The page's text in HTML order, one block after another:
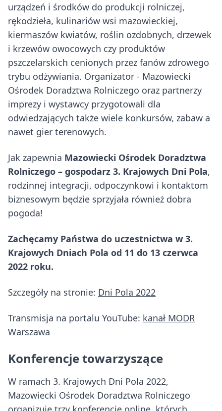
urządzeń i środków do produkcji rolniczej,
rękodzieła, kulinariów wsi mazowieckiej,
kiermaszów kwiatów, roślin ozdobnych, drzewek
i krzewów owocowych czy produktów
pszczelarskich cenionych przez fanów zdrowego
trybu odżywiania. Organizator - Mazowiecki
Ośrodek Doradztwa Rolniczego oraz partnerzy
imprezy i wystawcy przygotowali dla
odwiedzających także wiele konkursów, zabaw a
nawet gier terenowych.
Jak zapewnia Mazowiecki Ośrodek Doradztwa
Rolniczego – gospodarz 3. Krajowych Dni Pola,
rodzinnej integracji, odpoczynkowi i kontaktom
biznesowym będzie sprzyjała również dobra
pogoda!
Zachęcamy Państwa do uczestnictwa w 3.
Krajowych Dniach Pola od 11 do 13 czerwca
2022 roku.
Szczegóły na stronie: Dni Pola 2022
Transmisja na portalu YouTube: kanał MODR
Warszawa
Konferencje towarzyszące
W ramach 3. Krajowych Dni Pola 2022,
Mazowiecki Ośrodek Doradztwa Rolniczego